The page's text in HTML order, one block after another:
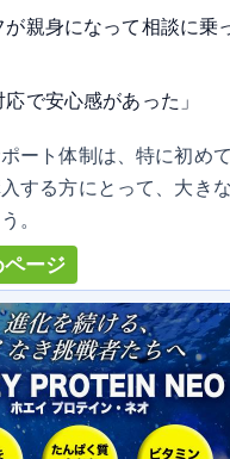
が親身になって相談に乗
応で安心感があった」
ート体制は、特に初め
する方にとって、大き
。